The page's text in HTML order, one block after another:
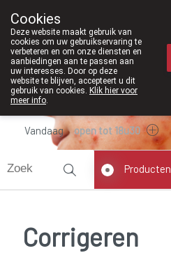
011/610300
Vandaag open tot 18u30
Producten
Corrigeren
Cookies
Deze website maakt gebruik van
cookies om uw gebruikservaring te
verbeteren en om onze diensten en
aanbiedingen aan te passen aan
uw interesses. Door op deze
website te blijven, accepteert u dit
gebruik van cookies. Klik hier voor
meer info.